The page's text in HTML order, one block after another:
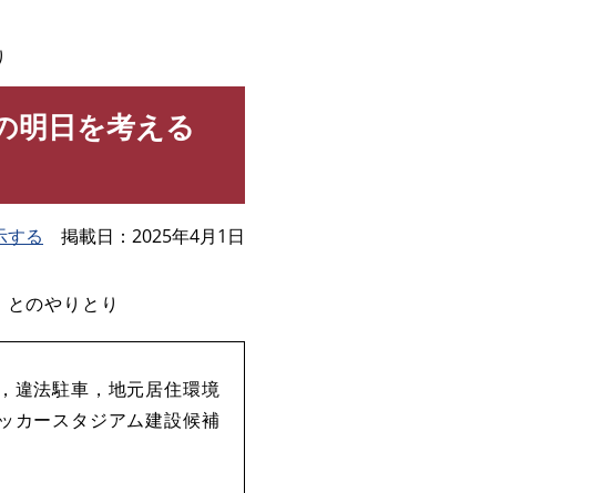
明日を考える
する 掲載日 2025年4月1日
とのやりとり
違法駐車，地元居住環境
カースタジアム建設候補